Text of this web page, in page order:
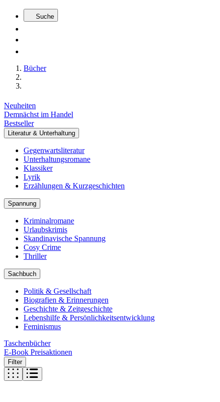
Suche
Bücher
Neuheiten
Demnächst im Handel
Bestseller
Literatur & Unterhaltung
Gegenwartsliteratur
Unterhaltungsromane
Klassiker
Lyrik
Erzählungen & Kurzgeschichten
Spannung
Kriminalromane
Urlaubskrimis
Skandinavische Spannung
Cosy Crime
Thriller
Sachbuch
Politik & Gesellschaft
Biografien & Erinnerungen
Geschichte & Zeitgeschichte
Lebenshilfe & Persönlichkeitsentwicklung
Feminismus
Taschenbücher
E-Book Preisaktionen
Filter